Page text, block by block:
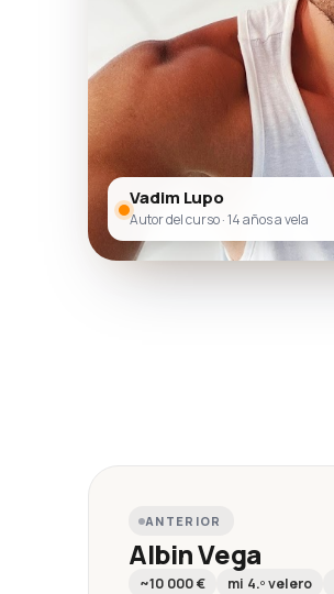
Vadim Lupo
Autor del curso · 14 años a vela
ANTERIOR
Albin Vega
~10 000 € mi 4.º velero